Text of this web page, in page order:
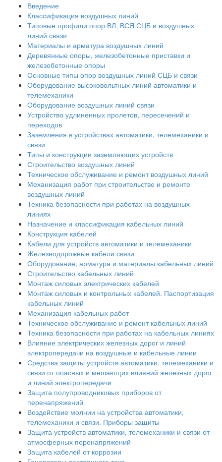
Введение
Классификация воздушных линий
Типовые профили опор ВЛ, ВСЯ СЦБ и воздушных
линий связи
Материалы и арматура воздушных линий
Деревянные опоры, железобетонные приставки и
железобетонные опоры
Основные типы опор воздушных линий СЦБ и связи
Оборудование высоковольтных линий автоматики и
телемеханики
Оборудование воздушных линий связи
Устройство удлиненных пролетов, пересечений и
переходов
Заземления в устройствах автоматики, телемеханики и
связи
Типы и конструкции заземляющих устройств
Строительство воздушных линий
Техническое обслуживание и ремонт воздушных линий
Механизация работ при строительстве и ремонте
воздушных линий
Техника безопасности при работах на воздушных
линиях
Назначение и классификация кабельных линий
Конструкция кабелей
Кабели для устройств автоматики и телемеханики
Железнодорожные кабели связи
Оборудование, арматура и материалы кабельных линий
Строительство кабельных линий
Монтаж силовых электрических кабелей
Монтаж силовых и контрольных кабелей. Паспортизация
кабельных линий
Механизация кабельных работ
Техническое обслуживание и ремонт кабельных линий
Техника безопасности при работах на кабельных линиях
Влияние электрических железных дорог и линий
электропередачи на воздушные и кабельные линии
Средства защиты устройств автоматики, телемеханики и
связи от опасных и мешающих влияний железных дорог
и линий электропередачи
Защита полупроводниковых приборов от
перенапряжений
Воздействие молнии на устройства автоматики,
телемеханики и связи. Приборы защиты
Защита устройств автоматики, телемеханики и связи от
атмосферных перенапряжений
Защита кабелей от коррозии